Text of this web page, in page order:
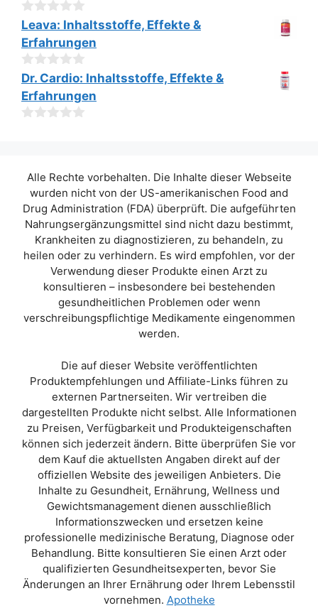
n
50
v
o
n
5
Leava: Inhaltsstoffe, Effekte &
Erfahrungen
0
v
o
n
Dr. Cardio: Inhaltsstoffe, Effekte &
Erfahrungen
5Alle Rechte vorbehalten. Die Inhalte dieser Webseite
wurden nicht von der US-amerikanischen Food and
Drug Administration (FDA) überprüft. Die aufgeführten
Nahrungsergänzungsmittel sind nicht dazu bestimmt,
Krankheiten zu diagnostizieren, zu behandeln, zu
heilen oder zu verhindern. Es wird empfohlen, vor der
Verwendung dieser Produkte einen Arzt zu
konsultieren – insbesondere bei bestehenden
gesundheitlichen Problemen oder wenn
verschreibungspflichtige Medikamente eingenommen
werden.
Die auf dieser Website veröffentlichten
Produktempfehlungen und Affiliate-Links führen zu
externen Partnerseiten. Wir vertreiben die
dargestellten Produkte nicht selbst. Alle Informationen
zu Preisen, Verfügbarkeit und Produkteigenschaften
können sich jederzeit ändern. Bitte überprüfen Sie vor
dem Kauf die aktuellsten Angaben direkt auf der
offiziellen Website des jeweiligen Anbieters. Die
Inhalte zu Gesundheit, Ernährung, Wellness und
Gewichtsmanagement dienen ausschließlich
Informationszwecken und ersetzen keine
professionelle medizinische Beratung, Diagnose oder
Behandlung. Bitte konsultieren Sie einen Arzt oder
qualifizierten Gesundheitsexperten, bevor Sie
Änderungen an Ihrer Ernährung oder Ihrem Lebensstil
vornehmen. Apotheke